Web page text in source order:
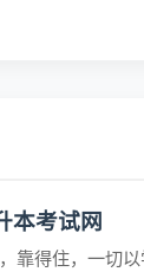
本考试网
靠得住，一切